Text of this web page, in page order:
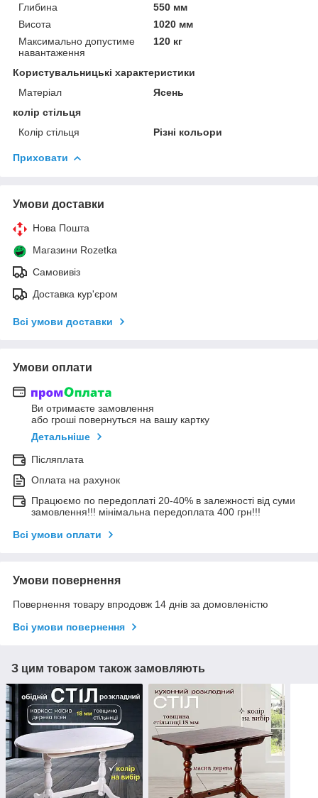
Глибина
550 мм
Висота
1020 мм
Максимально допустиме
навантаження
120 кг
Користувальницькі характеристики
Матеріал
Ясень
колір стільця
Колір стільця
Різні кольори
Приховати
Умови доставки
Нова Пошта
Магазини Rozetka
Самовивіз
Доставка кур'єром
Всі умови доставки
Умови оплати
Ви отримаєте замовлення
або гроші повернуться на вашу картку
Детальніше
Післяплата
Оплата на рахунок
Працюємо по передоплаті 20-40% в залежності від суми
замовлення!!! мінімальна передоплата 400 грн!!!
Всі умови оплати
Умови повернення
Повернення товару впродовж 14 днів за домовленістю
Всі умови повернення
З цим товаром також замовляють